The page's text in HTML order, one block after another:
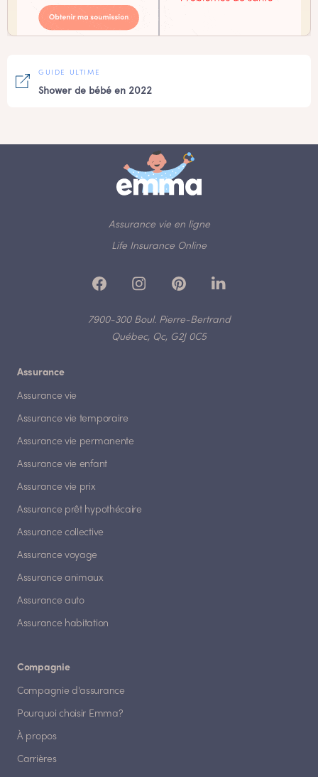
GUIDE ULTIME
Shower de bébé en 2022
Assurance vie en ligne
Life Insurance Online
7900-300 Boul. Pierre-Bertrand
Québec, Qc, G2J 0C5
Assurance
Assurance vie
Assurance vie temporaire
Assurance vie permanente
Assurance vie enfant
Assurance vie prix
Assurance prêt hypothécaire
Assurance collective
Assurance voyage
Assurance animaux
Assurance auto
Assurance habitation
Compagnie
Compagnie d'assurance
Pourquoi choisir Emma?
À propos
Carrières